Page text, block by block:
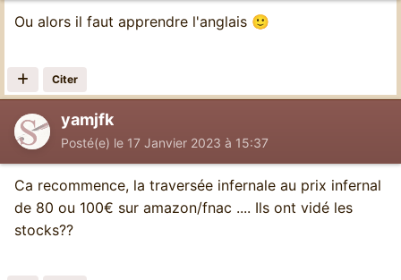
Ou alors il faut apprendre l'anglais 🙂
Citer
yamjfk
Posté(e) le 17 Janvier 2023 à 15:37
Ca recommence, la traversée infernale au prix infernal
de 80 ou 100€ sur amazon/fnac .... Ils ont vidé les
stocks??